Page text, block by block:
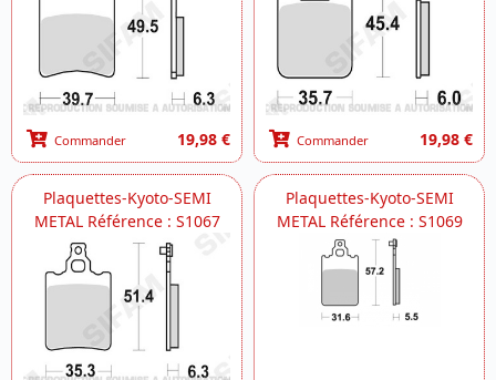
Commander 19,98 € Commander 19,98 €
Plaquettes-Kyoto-SEMI
METAL Référence : S1067
Plaquettes-Kyoto-SEMI
METAL Référence : S1069